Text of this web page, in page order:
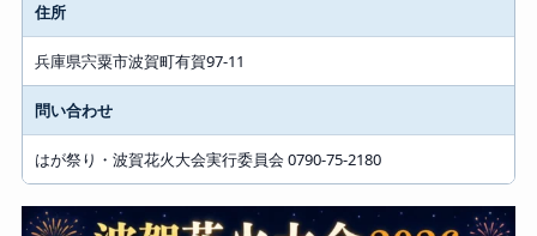
住所
兵庫県宍粟市波賀町有賀97-11
問い合わせ
はが祭り・波賀花火大会実行委員会 0790-75-2180